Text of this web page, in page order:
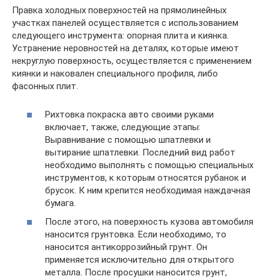
Правка холодных поверхностей на прямолинейных
участках панелей осуществляется с использованием
следующего инструмента: опорная плита и киянка.
Устранение неровностей на деталях, которые имеют
некруглую поверхность, осуществляется с применением
киянки и на­ковален специального профиля, либо
фасонных плит.
Рихтовка покраска авто своими руками
включает, также, следующие этапы:
Выравнивание с помощью шпатлевки и
вытирание шпатлевки. Последний вид работ
необходимо выполнять с помощью специальных
инструментов, к которым относятся рубанок и
брусок. К ним крепится необходимая наждачная
бумага.
После этого, на поверхность кузова автомобиля
наносится грунтовка. Если необходимо, то
наносится антикоррозийный грунт. Он
применяется исключительно для открытого
металла. После просушки наносится грунт,